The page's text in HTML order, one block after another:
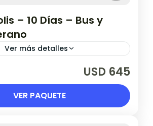
– 10 Días – Bus y
Ver más detalles
2 de enero hasta 20 deUSD 645
VER PAQUETE